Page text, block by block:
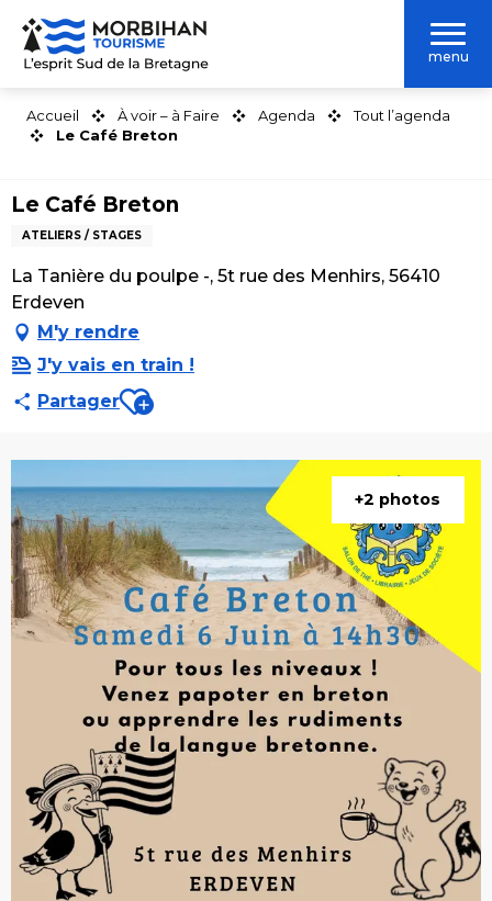
Aller
contenu
menu
Accueil À voir – à Faire Agenda
Tout l’agenda
Le Café Breton
Le Café Breton
ATELIERS / STAGES
La Tanière du poulpe -, 5t rue des Menhirs, 56410
Erdeven
M'y rendre
J'y vais en train !
PartagerAjouter aux favoris
+2 photos